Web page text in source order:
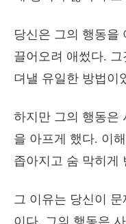
당신은 그의 행동을
끌어오려 애썼다.
뎌낼 유일한 방법이
하지만 그의 행동은
을 아프게 했다. 이
좁아지고 숨 막히게
그 이유는 당신이
이다. 그의 행동은